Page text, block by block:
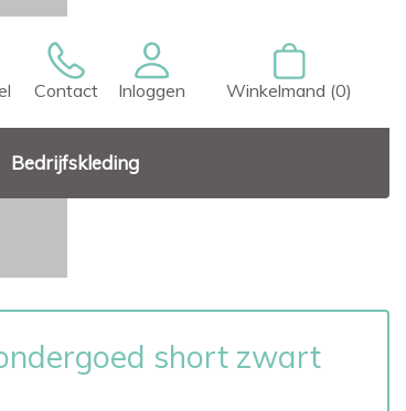
Contact Inloggen Winkelmand (0)
Bedrijfskleding
short zwart